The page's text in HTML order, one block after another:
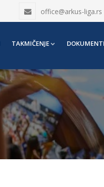
office@arkus-liga.rs
TAKMIČENJE DOKUMENTI